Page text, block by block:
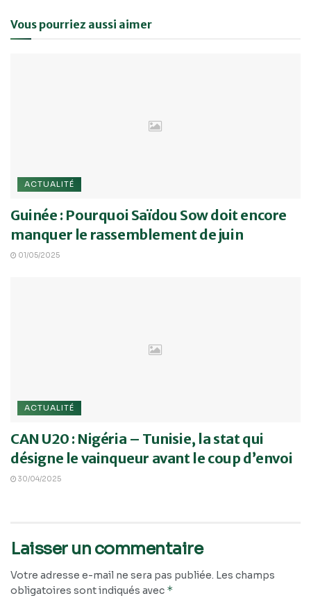
Vous pourriez aussi aimer
ACTUALITÉ
Guinée : Pourquoi Saïdou Sow doit encore
manquer le rassemblement de juin
01/05/2025
ACTUALITÉ
CAN U20 : Nigéria – Tunisie, la stat qui
désigne le vainqueur avant le coup d’envoi
30/04/2025
Laisser un commentaire
Votre adresse e-mail ne sera pas publiée. Les champs
obligatoires sont indiqués avec *